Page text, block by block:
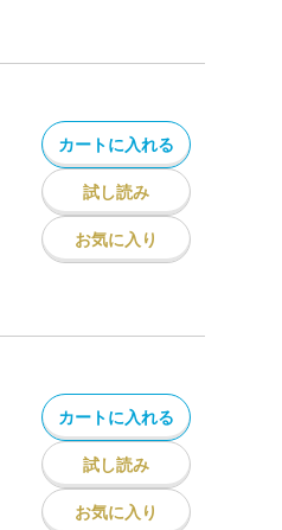
カートに入れる
試し読み
お気に入り
カートに入れる
試し読み
お気に入り